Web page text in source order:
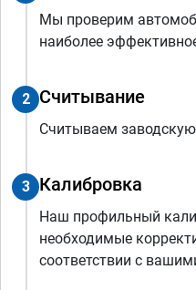
Мы проверим
наиболее
2 Считывание
Считываем
3 Калибровка
Наш профильный
необходимые
соответствии с